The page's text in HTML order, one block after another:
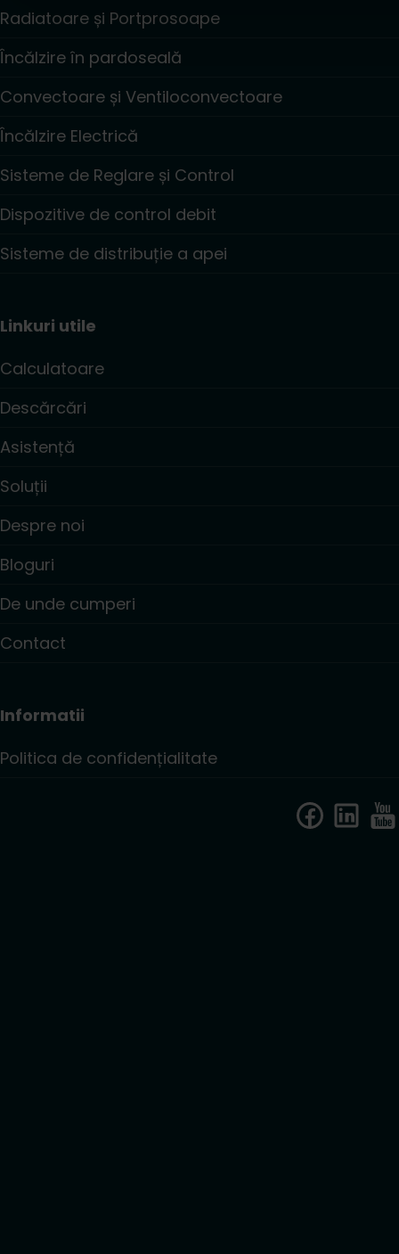
Radiatoare și Portprosoape
Încălzire în pardoseală
Convectoare și Ventiloconvectoare
Încălzire Electrică
Sisteme de Reglare și Control
Dispozitive de control debit
Sisteme de distribuție a apei
Linkuri utile
Calculatoare
Descărcări
Asistență
Soluții
Despre noi
Bloguri
De unde cumperi
Contact
Informatii
Politica de confidențialitate